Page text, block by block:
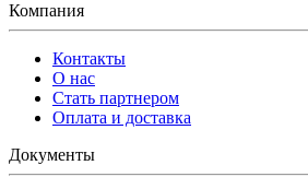
Компания
Контакты
О нас
Стать партнером
Оплата и доставка
Документы